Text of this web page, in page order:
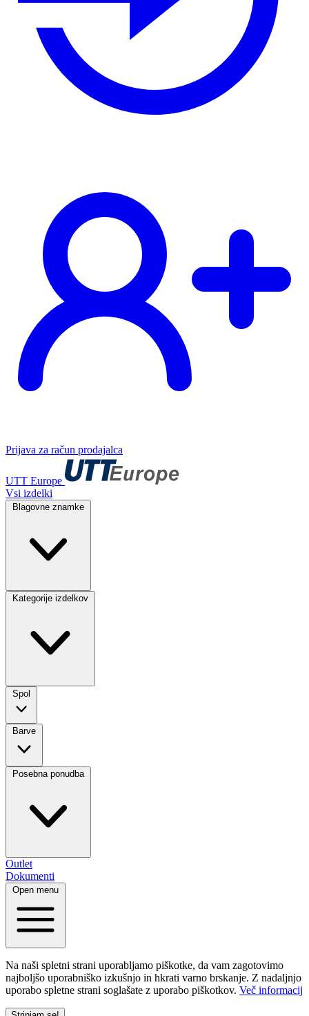
Prijava za račun prodajalca
UTT Europe
Vsi izdelki
Blagovne znamke
Kategorije izdelkov
Spol
Barve
Posebna ponudba
Outlet
Dokumenti
Open menu
Na naši spletni strani uporabljamo piškotke, da vam zagotovimo
najboljšo uporabniško izkušnjo in hkrati varno brskanje. Z nadaljnjo
uporabo spletne strani soglašate z uporabo piškotkov. Več informacij